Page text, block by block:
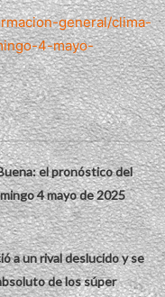
general/clima-
4-mayo-
el pronóstico del
4 mayo de 2025
a un rival deslucido y se
de los súper